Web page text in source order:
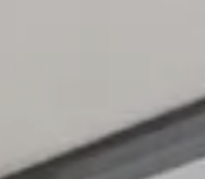
ケア